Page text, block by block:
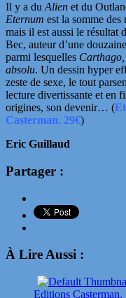
Il y a du Alien et du
Eternum est la somme des
mais il est aussi le résultat
Bec, auteur d’une
parmi lesquelles
absolu. Un dessin hyper
zeste de sexe, le tout
lecture divertissante et en
origines, son devenir… (
Casterman. 29€)
Eric Guillaud
Partager :
À Lire Aussi :
Editions Casterman.